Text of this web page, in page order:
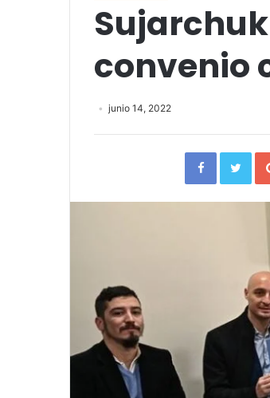
convenio
junio 14, 2022
Facebook